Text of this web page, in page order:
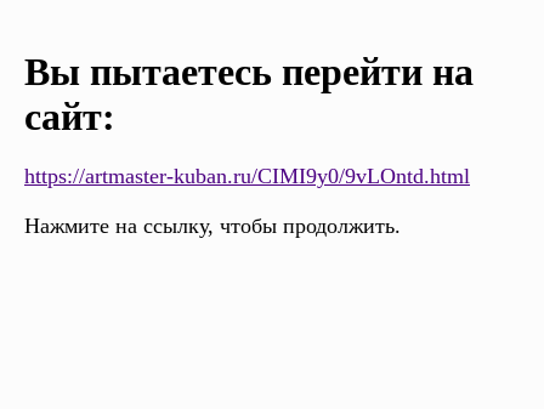
Вы пытаетесь перейти на
сайт:
https://artmaster-kuban.ru/CIMI9y0/9vLOntd.html
Нажмите на ссылку, чтобы продолжить.